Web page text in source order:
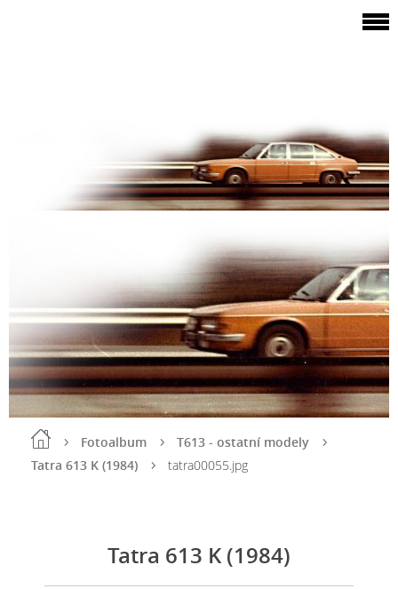
Fotoalbum
T613 - ostatní modely
Tatra 613 K (1984)
tatra00055.jpg
Tatra 613 K (1984)